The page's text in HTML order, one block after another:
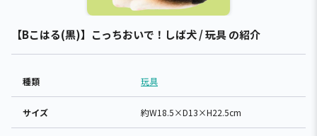
【Bこはる(黒)】こっちおいで！しば犬 / 玩具 の紹介
種類 玩具
サイズ 約W18.5×D13×H22.5cm